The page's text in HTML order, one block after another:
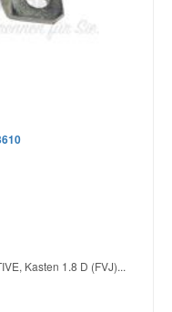
Kasten 1.8 D (FVJ)...